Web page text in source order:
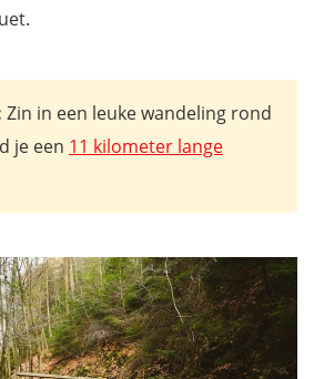
Zin in een leuke wandeling rond
je een 11 kilometer lange